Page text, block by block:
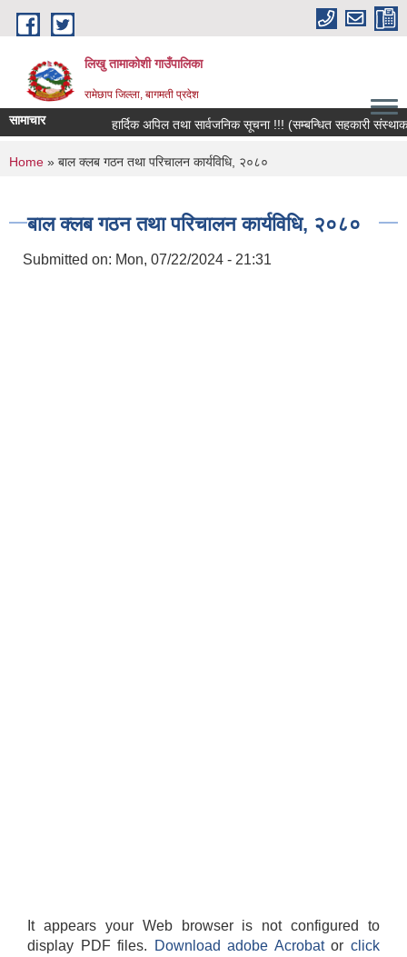
Skip to main content
लिखु तामाकोशी गाउँपालिका
रामेछाप जिल्ला, बागमती प्रदेश
सामाचार हार्दिक अपिल तथा सार्वजनिक सूचना !!! (सम्बन्धित सहकारी संस्थाका
You are here
Home » बाल क्लब गठन तथा परिचालन कार्यविधि, २०८०
बाल क्लब गठन तथा परिचालन कार्यविधि, २०८०
Submitted on: Mon, 07/22/2024 - 21:31
It appears your Web browser is not configured to
display PDF files.
Download adobe Acrobatorclick